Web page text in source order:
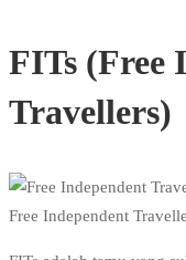
FITs (Free
Travellers)
Free Independent